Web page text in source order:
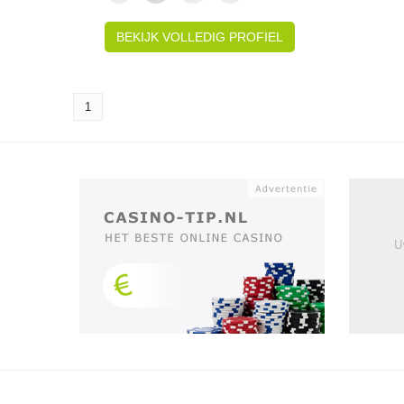
BEKIJK VOLLEDIG PROFIEL
1